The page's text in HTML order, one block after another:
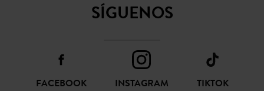
SÍGUENOS
FACEBOOK INSTAGRAM TIKTOK